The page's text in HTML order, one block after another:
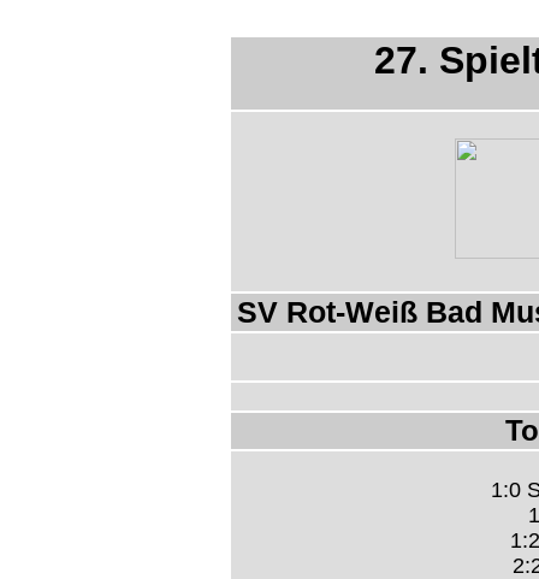
27.
SV Rot-Weiß Bad
1:0